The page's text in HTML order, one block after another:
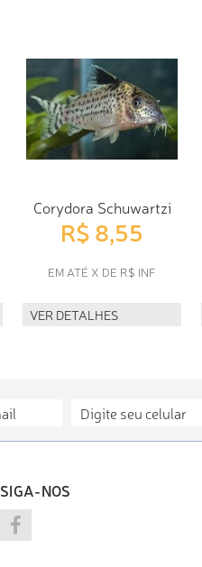
Corydora Schuwartzi
R$ 8,55
EM ATÉ X DE R$ INF
VER DETALHES
SIGA-NOS